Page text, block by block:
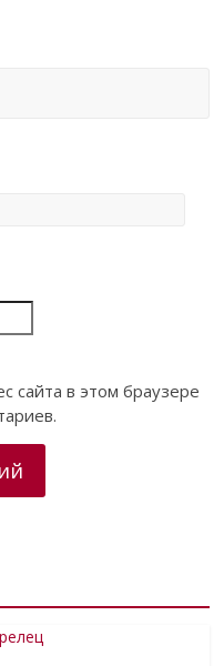
сайта в этом браузере